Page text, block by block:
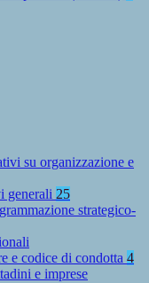
su organizzazione e
generali 25
strategico-
e codice di condotta 4
e imprese